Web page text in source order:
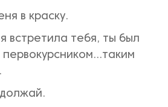
в краску.
встретила тебя, ты был